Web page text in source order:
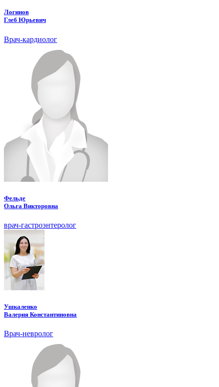
Логинов
Глеб Юрьевич
Врач-кардиолог
Фельде
Ольга Викторовна
врач-гастроэнтеролог
Ушкаленко
Валерия Константиновна
Врач-невролог